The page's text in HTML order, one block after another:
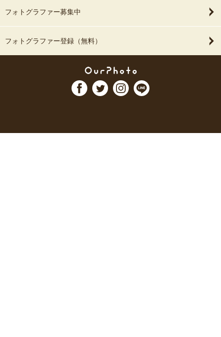
フォトグラファー募集中
フォトグラファー登録（無料）